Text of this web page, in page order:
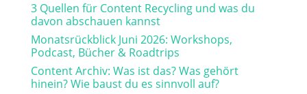
3 Quellen für Content Recycling und was du
davon abschauen kannst
Monatsrückblick Juni 2026: Workshops,
Podcast, Bücher & Roadtrips
Content Archiv: Was ist das? Was gehört
hinein? Wie baust du es sinnvoll auf?